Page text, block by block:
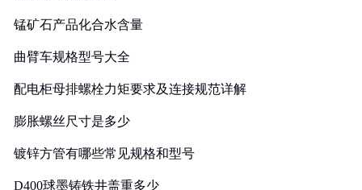
锰矿石产品化合水含量
曲臂车规格型号大全
配电柜母排螺栓力矩要求及连接规范详解
膨胀螺丝尺寸是多少
镀锌方管有哪些常见规格和型号
D400球墨铸铁井盖重多少